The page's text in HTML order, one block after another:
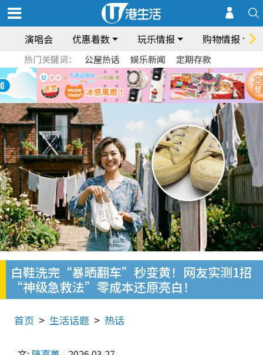
演唱会 优惠着数 玩乐情报 购物情报
热门关键词： 公屋热话 娱乐新闻 定期存款
白鞋洗完“暴晒翻车”秒变黄！网友实测1招
“神级急救法”零成本还原亮白！
首页 生活话题 热话